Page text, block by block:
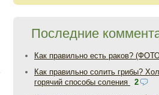
Последние
Как правильно есть раков?
Как правильно солить грибы?
горячий способы соления
2